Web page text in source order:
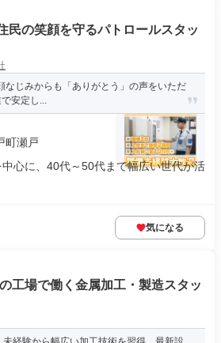
民の笑顔を守るパトロールスタッ
じみからも「ありがとう」の声をいただ
安定し...
町瀬戸
心に、40代～50代まで幅広い世代が活
気になる
工場で働く金属加工・製造スタッ